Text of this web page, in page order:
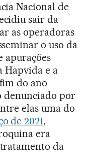
Nacional de
sair da
as operadoras
o uso da
apurações
Hapvida e a
do ano
denunciado por
elas uma do
de 2021,
era
da